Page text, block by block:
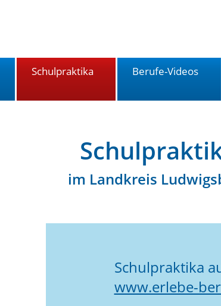
Schulpraktika Berufe-Videos
im Landkreis
Schulpraktika
www.erlebe-